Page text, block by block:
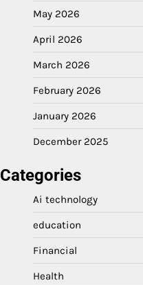
May 2026
April 2026
March 2026
February 2026
January 2026
December 2025
Categories
Ai technology
education
Financial
Health